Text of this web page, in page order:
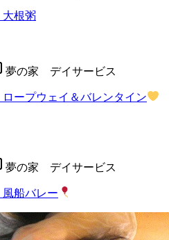
根粥
夢の家 デイサービス
ープウェイ＆バレンタイン
夢の家 デイサービス
船バレー